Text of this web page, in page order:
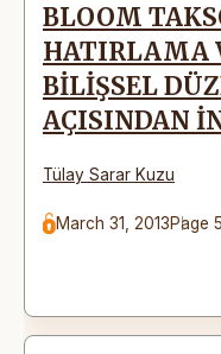
BLOOM
HATIRLAMA
BİLİŞSEL
AÇISINDAN
Tülay Sarar Kuzu
March 31, 2013Page